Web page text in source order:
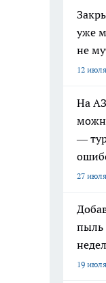
уже
не
12 июля
На
—
27 июля
пыль
19 июля